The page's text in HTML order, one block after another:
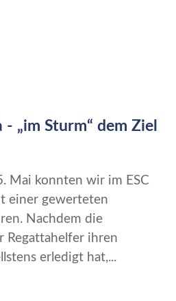
„im Sturm“ dem Ziel
Mai konnten wir im ESC
einer gewerteten
Nachdem die
Regattahelfer ihren
erledigt hat,...